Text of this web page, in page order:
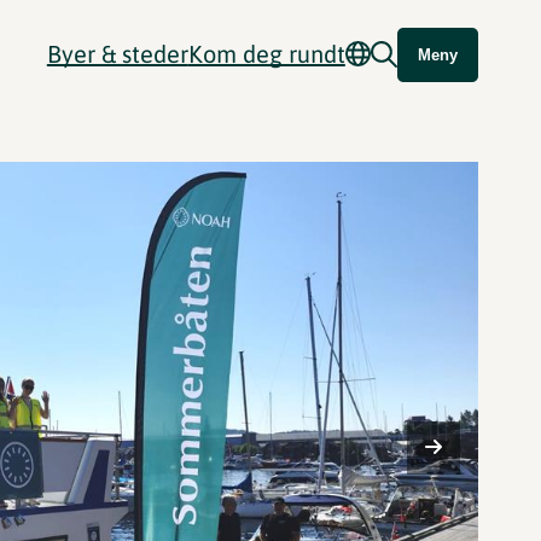
Byer & stederKom deg rundt Meny